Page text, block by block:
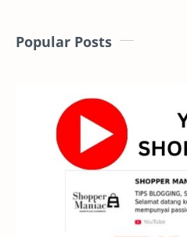
Popular Posts